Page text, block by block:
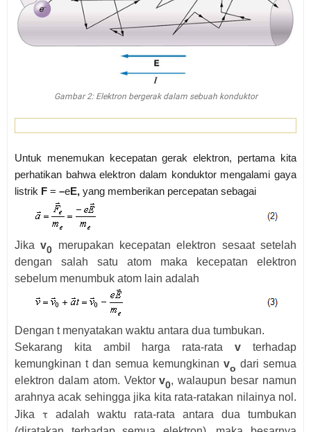
Gambar 2: Elektron bergerak dalam sebuah konduktor
Untuk menemukan kecepatan gerak elektron, pertama kita
perhatikan bahwa elektron dalam konduktor mengalami gaya
listrik F = –eE, yang memberikan percepatan sebagai
Jikav0
merupakan kecepatan elektron sesaat setelah
dengan salah satu atom maka kecepatan elektron
sebelum menumbuk atom lain adalah
Dengan t menyatakan waktu antara dua tumbukan.
Sekarang kita ambil harga rata-ratav terhadap
kemungkinan t dan semua kemungkinan vo dari semua
elektron dalam atom. Vektorv0, walaupun besar namun
arahnya acak sehingga jika kita rata-ratakan nilainya nol.
Jika τ
adalah waktu rata-rata antara dua tumbukan